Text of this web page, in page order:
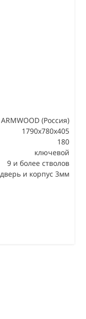
ARMWOOD (Россия)
1790х780х405
180
ключевой
9 и более стволов
дверь и корпус 3мм